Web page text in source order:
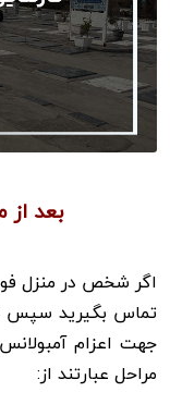
بعد از
تماس بگیرید سپس
جهت اعزام
مراحل عبارتند از: